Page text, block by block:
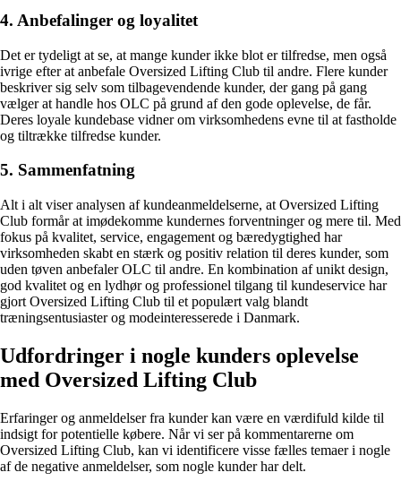
4. Anbefalinger og loyalitet
Det er tydeligt at se, at mange kunder ikke blot er tilfredse, men også
ivrige efter at anbefale Oversized Lifting Club til andre. Flere kunder
beskriver sig selv som tilbagevendende kunder, der gang på gang
vælger at handle hos OLC på grund af den gode oplevelse, de får.
Deres loyale kundebase vidner om virksomhedens evne til at fastholde
og tiltrække tilfredse kunder.
5. Sammenfatning
Alt i alt viser analysen af kundeanmeldelserne, at Oversized Lifting
Club formår at imødekomme kundernes forventninger og mere til. Med
fokus på kvalitet, service, engagement og bæredygtighed har
virksomheden skabt en stærk og positiv relation til deres kunder, som
uden tøven anbefaler OLC til andre. En kombination af unikt design,
god kvalitet og en lydhør og professionel tilgang til kundeservice har
gjort Oversized Lifting Club til et populært valg blandt
træningsentusiaster og modeinteresserede i Danmark.
Udfordringer i nogle kunders oplevelse
med Oversized Lifting Club
Erfaringer og anmeldelser fra kunder kan være en værdifuld kilde til
indsigt for potentielle købere. Når vi ser på kommentarerne om
Oversized Lifting Club, kan vi identificere visse fælles temaer i nogle
af de negative anmeldelser, som nogle kunder har delt.